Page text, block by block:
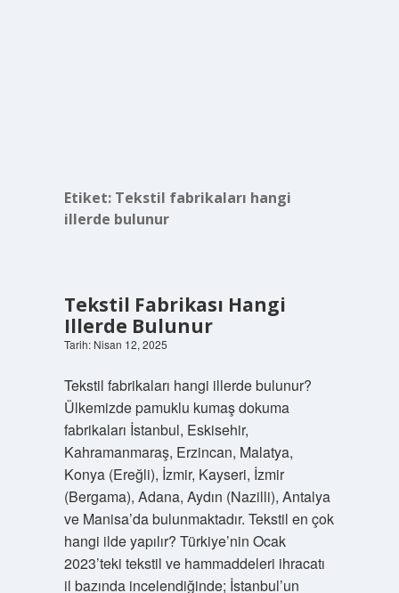
Etiket: Tekstil fabrikaları hangi
illerde bulunur
Tekstil Fabrikası Hangi
Illerde Bulunur
Tarih: Nisan 12, 2025
Tekstil fabrikaları hangi illerde bulunur?
Ülkemizde pamuklu kumaş dokuma
fabrikaları İstanbul, Eskisehir,
Kahramanmaraş, Erzincan, Malatya,
Konya (Ereğli), İzmir, Kayseri, İzmir
(Bergama), Adana, Aydın (Nazilli), Antalya
ve Manisa’da bulunmaktadır. Tekstil en çok
hangi ilde yapılır? Türkiye’nin Ocak
2023’teki tekstil ve hammaddeleri ihracatı
il bazında incelendiğinde; İstanbul’un